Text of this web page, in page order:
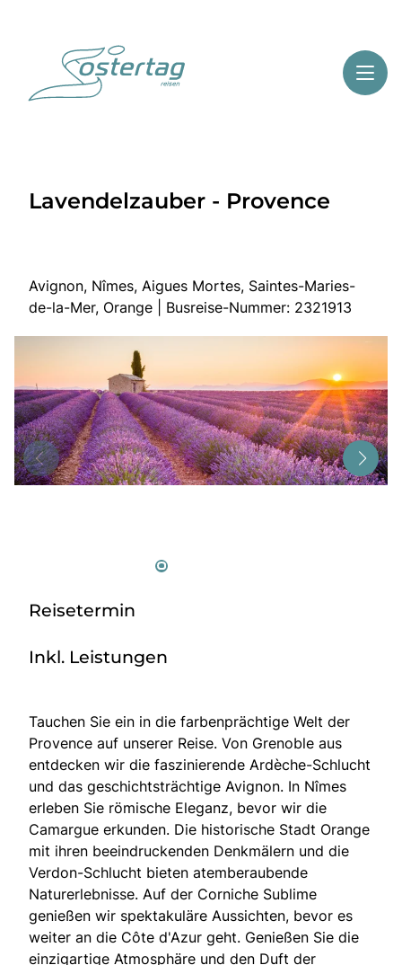
Highlights
Mehrtagesreisen
Tagesreisen
Bus anmieten
Service
Lavendelzauber - Provence
Avignon, Nîmes, Aigues Mortes, Saintes-Maries-
de-la-Mer, Orange | Busreise-Nummer: 2321913
Reisetermin
Inkl. Leistungen
Tauchen Sie ein in die farbenprächtige Welt der
Provence auf unserer Reise. Von Grenoble aus
entdecken wir die faszinierende Ardèche-Schlucht
und das geschichtsträchtige Avignon. In Nîmes
erleben Sie römische Eleganz, bevor wir die
Camargue erkunden. Die historische Stadt Orange
mit ihren beeindruckenden Denkmälern und die
Verdon-Schlucht bieten atemberaubende
Naturerlebnisse. Auf der Corniche Sublime
genießen wir spektakuläre Aussichten, bevor es
weiter an die Côte d'Azur geht. Genießen Sie die
einzigartige Atmosphäre und den Duft der